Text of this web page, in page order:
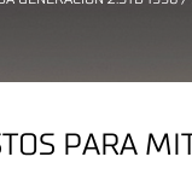
PARA